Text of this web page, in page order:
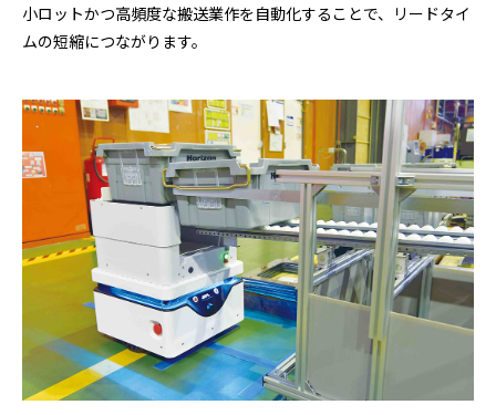
小ロットかつ高頻度な搬送業作を自動化することで、リードタイ
ムの短縮につながります。